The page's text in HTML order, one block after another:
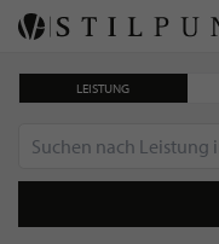
LEISTUNG